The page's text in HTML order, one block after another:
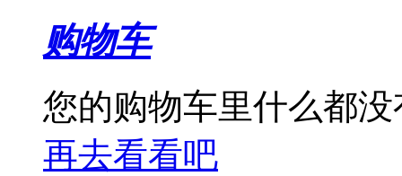
购物车
您的购物车里什么都没
再去看看吧